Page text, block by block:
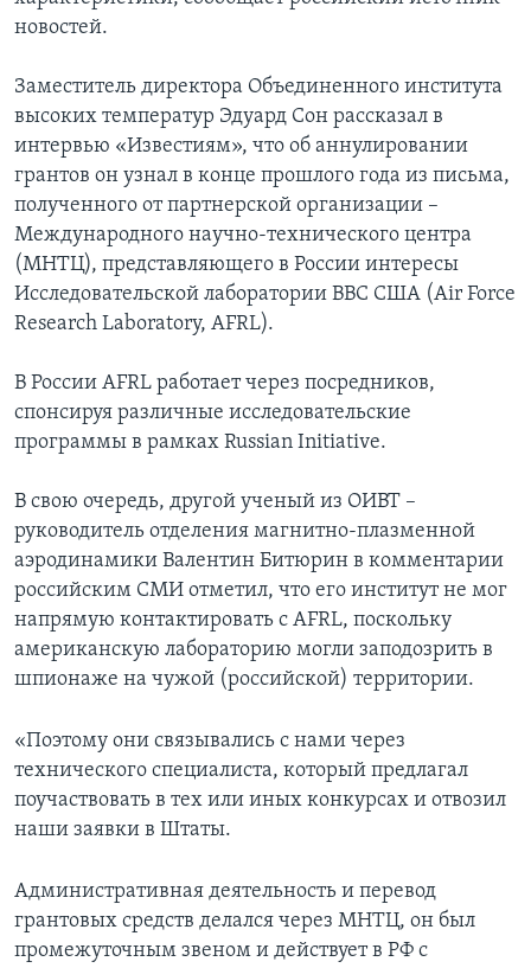
новостей.
Заместитель директора Объединенного института
высоких температур Эдуард Сон рассказал в
интервью «Известиям», что об аннулировании
грантов он узнал в конце прошлого года из письма,
полученного от партнерской организации –
Международного научно-технического центра
(МНТЦ), представляющего в России интересы
Исследовательской лаборатории ВВС США (Air Force
Research Laboratory, AFRL).
В России AFRL работает через посредников,
спонсируя различные исследовательские
программы в рамках Russian Initiative.
В свою очередь, другой ученый из ОИВТ –
руководитель отделения магнитно-плазменной
аэродинамики Валентин Битюрин в комментарии
российским СМИ отметил, что его институт не мог
напрямую контактировать с AFRL, поскольку
американскую лабораторию могли заподозрить в
шпионаже на чужой (российской) территории.
«Поэтому они связывались с нами через
технического специалиста, который предлагал
поучаствовать в тех или иных конкурсах и отвозил
наши заявки в Штаты.
Административная деятельность и перевод
грантовых средств делался через МНТЦ, он был
промежуточным звеном и действует в РФ с